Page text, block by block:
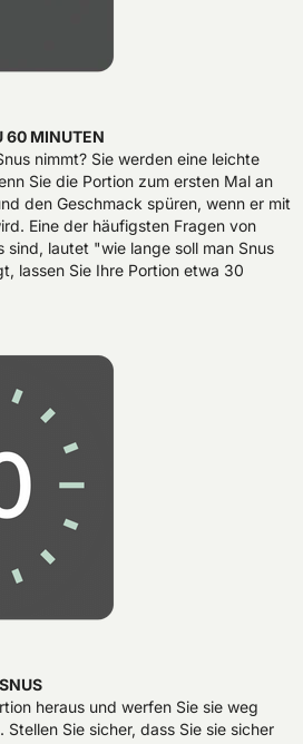
60 MINUTEN
nimmt? Sie werden eine leichte
Sie die Portion zum ersten Mal an
den Geschmack spüren, wenn er mit
Eine der häufigsten Fragen von
sind, lautet "wie lange soll man Snus
lassen Sie Ihre Portion etwa 30
heraus und werfen Sie sie weg
Sie sicher, dass Sie sie sicher